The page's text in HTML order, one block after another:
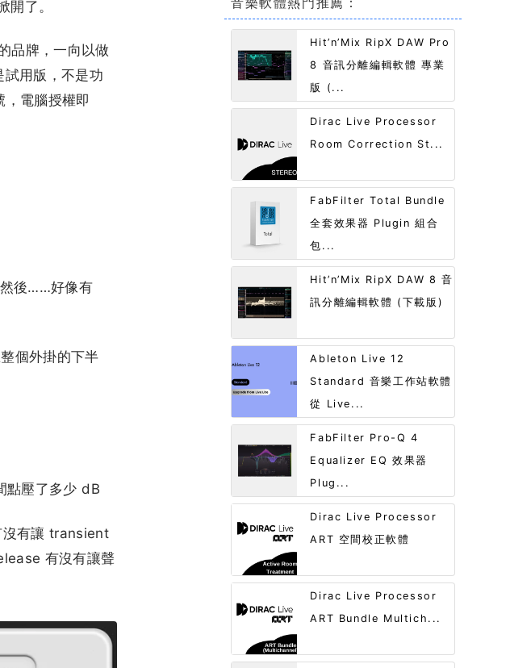
了。
品牌，一向以做
用版，不是功
電腦授權即
然後……好像有
個外掛的下半
點壓了多少 dB
沒有讓 transient
有沒有讓聲
Hit’n’Mix RipX DAW Pro
8 音訊分離編輯軟體 專業
版 (...
Dirac Live Processor
Room Correction St...
FabFilter Total Bundle
全套效果器 Plugin 組合
包...
Hit’n’Mix RipX DAW 8 音
訊分離編輯軟體 (下載版)
Ableton Live 12
Standard 音樂工作站軟體
從 Live...
FabFilter Pro-Q 4
Equalizer EQ 效果器
Plug...
Dirac Live Processor
ART 空間校正軟體
Dirac Live Processor
ART Bundle Multich...